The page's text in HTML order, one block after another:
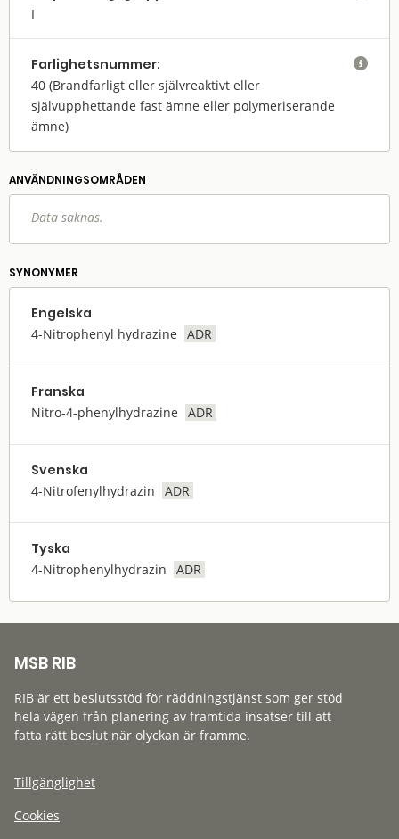
I
Farlighets­nummer:
40 (Brandfarligt eller självreaktivt eller
självupphettande fast ämne eller polymeriserande
ämne)

ANVÄNDNINGS­OMRÅDEN
Data saknas.
SYNONYMER
Engelska
4-Nitrophenyl hydrazine ADR
Franska
Nitro-4-phenylhydrazine ADR
Svenska
4-Nitrofenylhydrazin ADR
Tyska
4-Nitrophenylhydrazin ADR
MSB RIB
RIB är ett beslutsstöd för räddningstjänst som ger stöd
hela vägen från planering av framtida insatser till att
fatta rätt beslut när olyckan är framme.
Tillgänglighet
Cookies